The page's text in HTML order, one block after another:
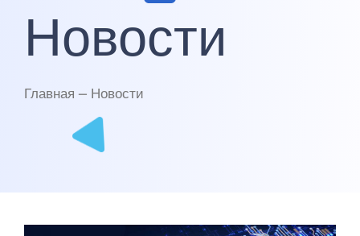
Новости
Главная — Новости